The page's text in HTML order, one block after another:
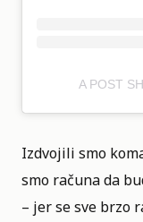
A POST
Izdvojili smo
smo računa da
– jer se sve brzo